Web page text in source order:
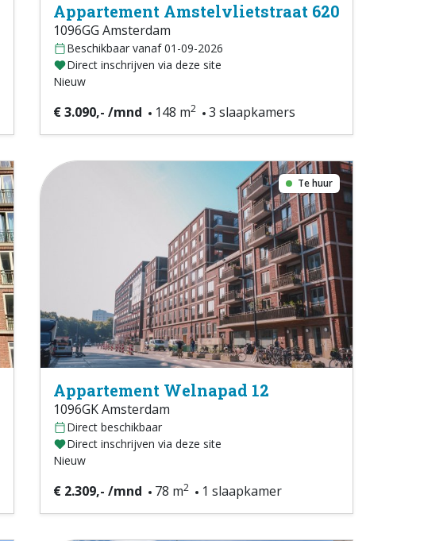
Appartement Amstelvlietstraat 620
1096GG Amsterdam
Beschikbaar vanaf 01-09-2026
Direct inschrijven via deze site
Nieuw
€ 3.090,- /mnd 148 m2 3 slaapkamers
Te huur
Appartement Welnapad 12
1096GK Amsterdam
Direct beschikbaar
Direct inschrijven via deze site
Nieuw
€ 2.309,- /mnd 78 m2 1 slaapkamer